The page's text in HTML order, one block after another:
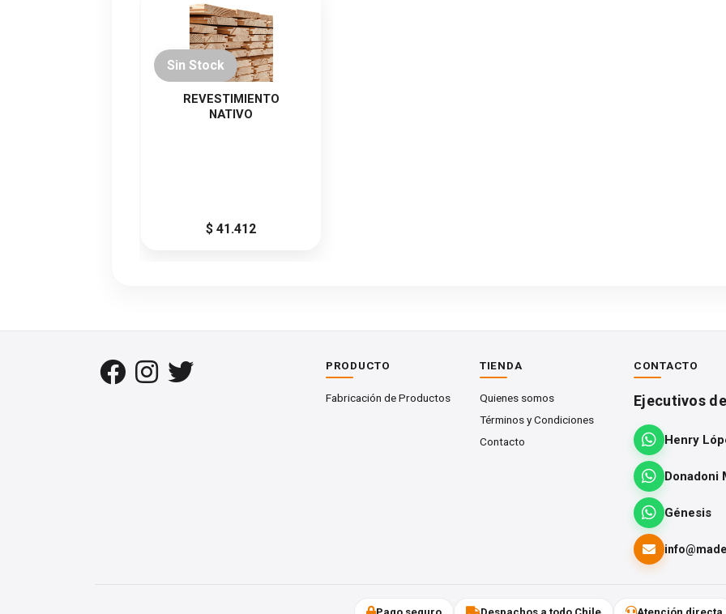
las vigas laminadas. Estas ofrecen una serie de prestaciones que mejoran las ofrecidas por otros
construcción.
Varios de los usos de las vigas laminadas, la construcción de toda clase de estructuras es el más
pérgolas, casas de madera de entramado pesado o grandes estructuras como centros de
madera tienen usos diferenciados.
Es común elegir las vigas laminadas encoladas, además de por sus dimensiones o tipo de madera,
decir, cepilladas, lijadas e incluso tratadas. Básicamente dependerá de si van a quedar a la vista u
Sin Stock
REVESTIMIENTO
NATIVO
$ 41.412
PRODUCTO
Fabricación de Productos
TIENDA
Quienes somos
Términos y Condiciones
Contacto
CONTACTO
Ejecutivos
Henry
Donadoni
Génesis